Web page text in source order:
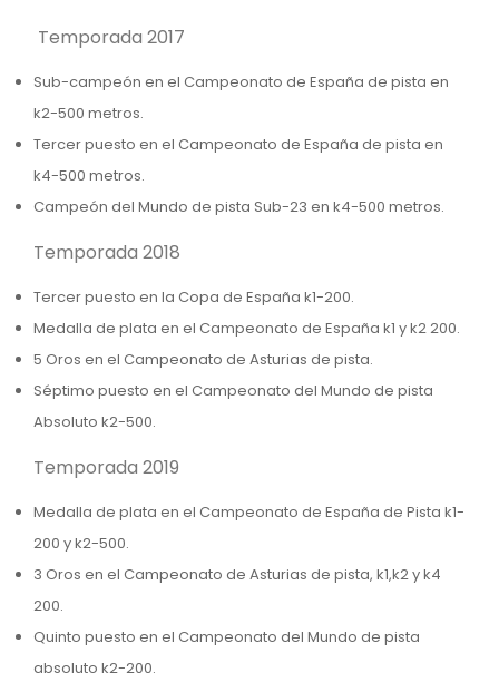
Temporada 2017
Sub-campeón en el Campeonato de España de pista en
k2-500 metros.
Tercer puesto en el Campeonato de España de pista en
k4-500 metros.
Campeón del Mundo de pista Sub-23 en k4-500 metros.
Temporada 2018
Tercer puesto en la Copa de España k1-200.
Medalla de plata en el Campeonato de España k1 y k2 200.
5 Oros en el Campeonato de Asturias de pista.
Séptimo puesto en el Campeonato del Mundo de pista
Absoluto k2-500.
Temporada 2019
Medalla de plata en el Campeonato de España de Pista k1-
200 y k2-500.
3 Oros en el Campeonato de Asturias de pista, k1,k2 y k4
200.
Quinto puesto en el Campeonato del Mundo de pista
absoluto k2-200.